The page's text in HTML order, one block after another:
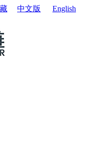
中文版
English